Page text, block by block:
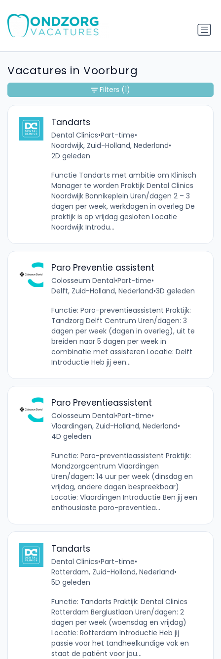
Vacatures in Voorburg
Tandarts
Dental Clinics•Part-time•
Noordwijk, Zuid-Holland, Nederland•
2D geleden
Functie Tandarts met ambitie om Klinisch
Manager te worden Praktijk Dental Clinics
Noordwijk Bonnikeplein Uren/dagen 2 – 3
dagen per week, werkdagen in overleg De
praktijk is op vrijdag gesloten Locatie
Noordwijk Introdu...
Paro Preventie assistent
Colosseum Dental•Part-time•
Delft, Zuid-Holland, Nederland•3D geleden
Functie: Paro-preventieassistent Praktijk:
Tandzorg Delft Centrum Uren/dagen: 3
dagen per week (dagen in overleg), uit te
breiden naar 5 dagen per week in
combinatie met assisteren Locatie: Delft
Introductie Heb jij een...
Paro Preventieassistent
Colosseum Dental•Part-time•
Vlaardingen, Zuid-Holland, Nederland•
4D geleden
Functie: Paro-preventieassistent Praktijk:
Mondzorgcentrum Vlaardingen
Uren/dagen: 14 uur per week (dinsdag en
vrijdag, andere dagen bespreekbaar)
Locatie: Vlaardingen Introductie Ben jij een
enthousiaste paro-preventiea...
Tandarts
Dental Clinics•Part-time•
Rotterdam, Zuid-Holland, Nederland•
5D geleden
Functie: Tandarts Praktijk: Dental Clinics
Rotterdam Berglustlaan Uren/dagen: 2
dagen per week (woensdag en vrijdag)
Locatie: Rotterdam Introductie Heb jij
passie voor het tandheelkundige vak en
staat de patiënt voor jou...
Filters (1)